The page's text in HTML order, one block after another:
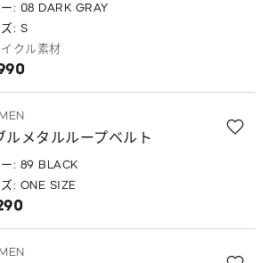
: 08 DARK GRAY
: S
イクル素材
ルメタルループベルト
: 89 BLACK
: ONE SIZE